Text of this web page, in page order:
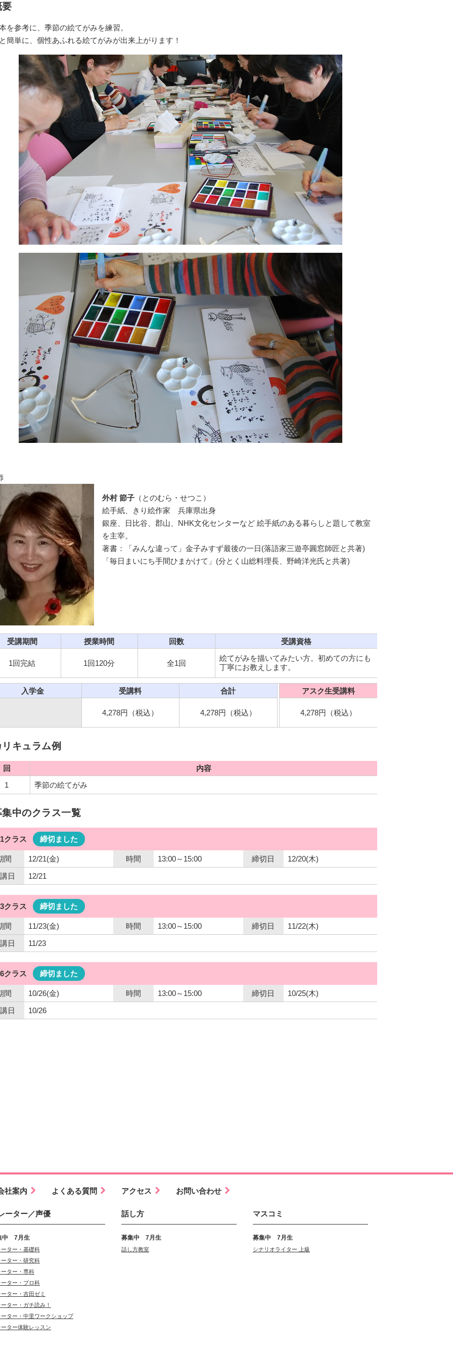
要
を参考に、季節の絵てがみを練習。
簡単に、個性あふれる絵てがみが出来上がります！
外村 節子（とのむら・せつこ）
絵手紙、きり絵作家 兵庫県出身
銀座、日比谷、郡山、NHK文化センターなど 絵手紙のある暮らしと題して教室
を主宰。
著書：「みんな違って」金子みすず最後の一日(落語家三遊亭圓窓師匠と共著)
「毎日まいにち手間ひまかけて」(分とく山総料理長、野崎洋光氏と共著)
受講期間 授業時間 回数 受講資格
1回完結 1回120分 全1回
絵てがみを描いてみたい方。初めての方にも
丁寧にお教えします。
入学金 受講料 合計 アスク生受講料
4,278円（税込） 4,278円（税込） 4,278円（税込）
キュラム例
回
内容
1
季節の絵てがみ
集中のクラス一覧
クラス 締切ました
間 12/21(金) 時間 13:00～15:00 締切日
12/20(木)
日
12/21
クラス 締切ました
間 11/23(金) 時間 13:00～15:00 締切日
11/22(木)
日
11/23
クラス 締切ました
間 10/26(金) 時間 13:00～15:00 締切日
10/25(木)
日
10/26
社案内 よくある質問 アクセス お問い合わせ
ーター／声優
中 7月生
ーター・基礎科
ーター・研究科
ーター・専科
ーター・プロ科
ター・吉田ゼミ
ター・ガチ読み！
ーター・中里ワークショップ
ター体験レッスン
話し方
募集中 7月生
話し方教室
マスコミ
募集中 7月生
シナリオライター 上級